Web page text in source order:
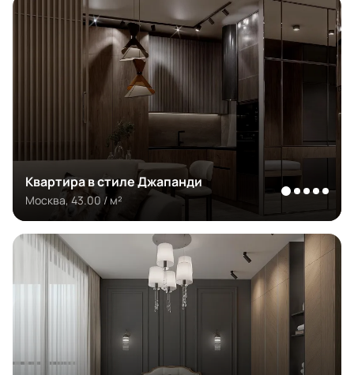
Квартира в стиле Джапанди
Москва, 43.00 / м²